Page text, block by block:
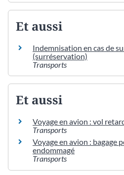
Et aussi
Indemnisation en cas de
(surréservation)
Transports
Et aussi
Voyage en avion : vol
Transports
Voyage en avion : bagage
endommagé
Transports